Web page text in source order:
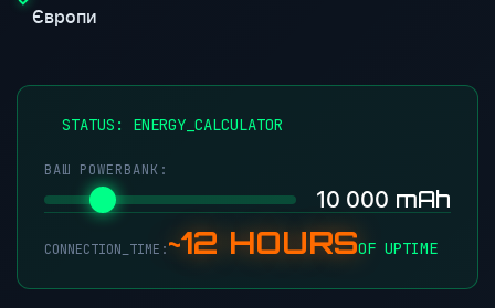
Європи
STATUS: ENERGY_CALCULATOR
ВАШ POWERBANK:
10 000 mAh
CONNECTION_TIME:~12 HOURSOF UPTIME